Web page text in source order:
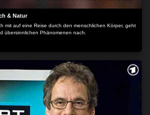
& Natur
mit auf eine Reise durch den menschlichen Körper, geht
übersinnlichen Phänomenen nach.